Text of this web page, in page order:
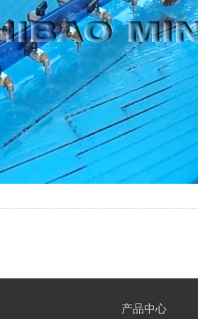
产品中心